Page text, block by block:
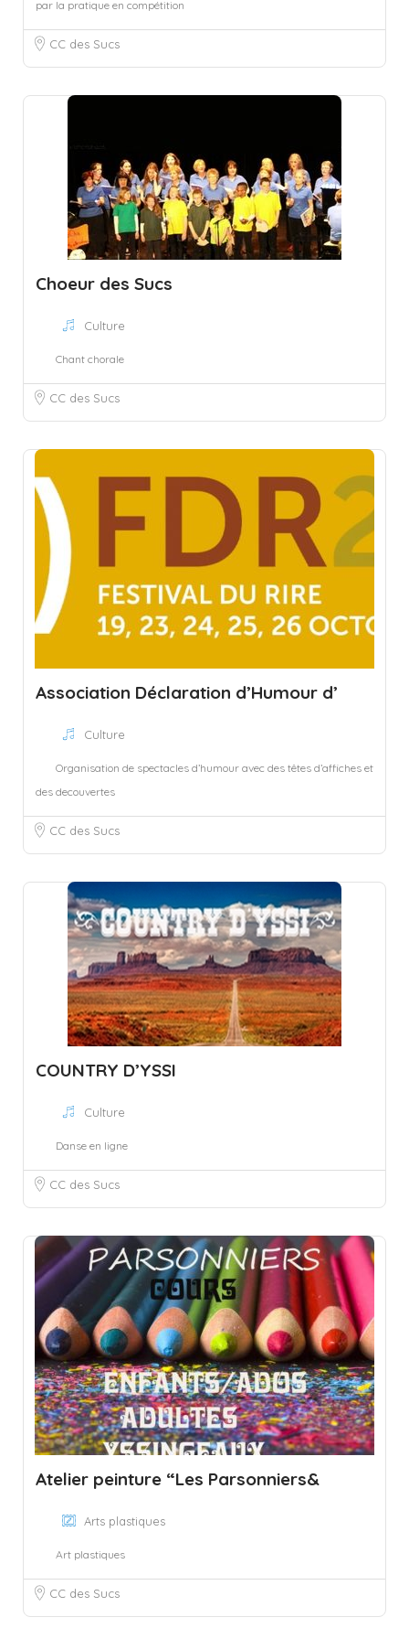
par la pratique en compétition
CC des Sucs
Choeur des Sucs
Culture
Chant chorale
CC des Sucs
Association Déclaration d’Humour d’
Culture
Organisation de spectacles d’humour avec des têtes d’affiches et
des decouvertes
CC des Sucs
COUNTRY D’YSSI
Culture
Danse en ligne
CC des Sucs
Atelier peinture “Les Parsonniers&
Arts plastiques
Art plastiques
CC des Sucs